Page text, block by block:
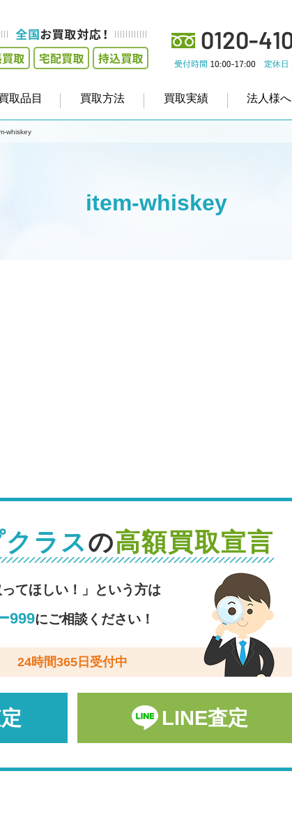
取品目 買取方法 買取実績 法人様へ
whiskey
item-whiskey
ラスの高額買取宣言
てほしい！」という方は
999にご相談ください！
24時間365日受付中
LINE査定